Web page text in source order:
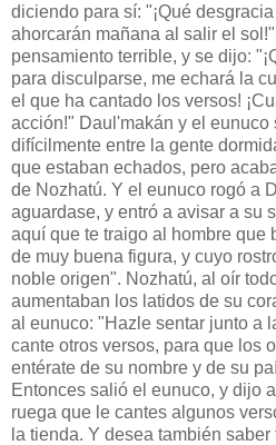
diciendo para sí: "¡Qué
ahorcarán mañana al salir el
pensamiento terrible, y se dijo:
para disculparse, me echará la
el que ha cantado los versos!
acción!" Daul'makán y el
difícilmente entre la gente
que estaban echados, pero
de Nozhatú. Y el eunuco rogó a
aguardase, y entró a avisar a su
aquí que te traigo al hombre que
de muy buena figura, y cuyo
noble origen". Nozhatú, al oír
aumentaban los latidos de su
al eunuco: "Hazle sentar junto a
cante otros versos, para que los
entérate de su nombre y de su
Entonces salió el eunuco, y dijo
ruega que le cantes algunos
la tienda. Y desea también